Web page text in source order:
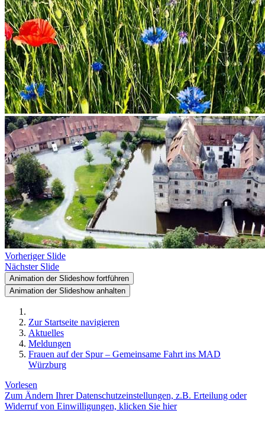
Vorheriger Slide
Nächster Slide
Animation der Slideshow fortführen
Animation der Slideshow anhalten
Zur Startseite navigieren
Aktuelles
Meldungen
Frauen auf der Spur – Gemeinsame Fahrt ins MAD
Würzburg
Vorlesen
Zum Ändern Ihrer Datenschutzeinstellungen, z.B. Erteilung oder
Widerruf von Einwilligungen, klicken Sie hier